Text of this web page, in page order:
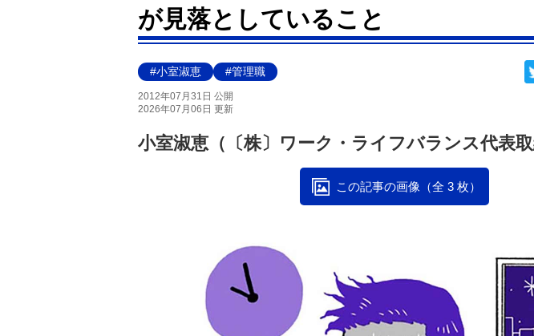
が見落としていること
#小室淑恵 #管理職
2012年07月31日 公開
2026年07月06日 更新
小室淑恵（〔株〕ワーク・ライフバランス代表取
この記事の画像（全 3 枚）